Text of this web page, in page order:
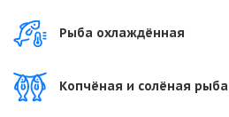
Рыба охлаждённая
Копчёная и солёная рыба